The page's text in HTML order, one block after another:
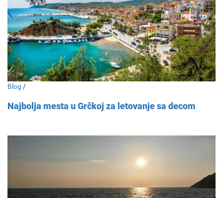
Blog /
Najbolja mesta u Grčkoj za letovanje sa decom